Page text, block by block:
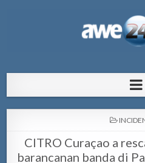
pa
POSTED
CITRO Curaçao a
barancanan banda di